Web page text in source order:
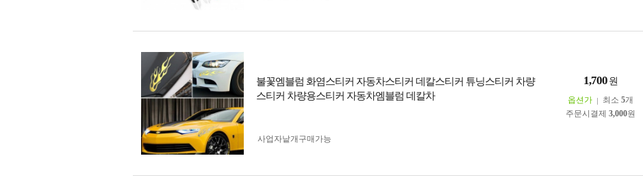
불꽃엠블럼 화염스티커 자동차스티커 데칼스티커 튜닝스티커 차량
스티커 차량용스티커 자동차엠블럼 데칼차
1,700 원
옵션가 최소 5개
주문시결제 3,000원
사업자 낱개구매가능